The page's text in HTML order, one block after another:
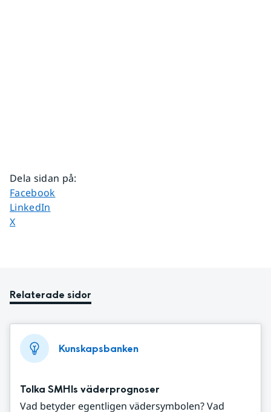
Dela sidan på:
Dela sidan på
Facebook
Dela sidan på
LinkedIn
Dela sidan på
X
Relaterade sidor
Kunskapsbanken
Tolka SMHIs väderprognoser
Vad betyder egentligen vädersymbolen? Vad